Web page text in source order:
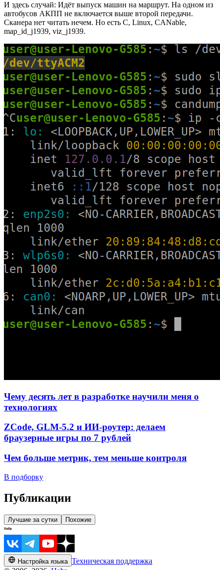
И здесь случай: Идёт выпуск машин на маршрут. На одном из
автобусов АКПП не включается выше второй передачи.
Сканера нет читать нечем. Но есть C, Linux, CANable,
map_id_j1939, viz_j1939.
Чему десять лет в разработке научили меня о
технологиях
ZCode, GLM-5.2 и ИИ-роутер: делаем
браузерные игры по 7 рублей
Чем больше метрик, тем меньше контроля
В подборку
Публикации
Лучшие за сутки Похожие
Настройка языка Техническая поддержка